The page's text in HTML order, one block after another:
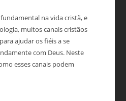
na vida cristã, e
muitos canais cristãos
ajudar os fiéis a se
com Deus. Neste
esses canais podem